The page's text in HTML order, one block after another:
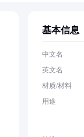
基本信息
中文名
英文名
材质/材料
用途